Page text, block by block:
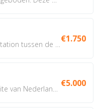
€1.750
€5.000